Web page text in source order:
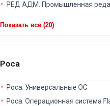
РЕД АДМ. Промышленная
Показать все (20)
Роса
Роса. Универсальные ОС
Роса. Операционная система